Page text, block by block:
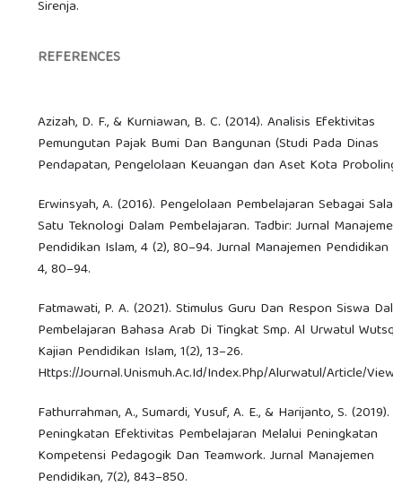
Sirenja.
REFERENCES
Azizah, D. F., & Kurniawan, B. C. (2014). Analisis Efektivitas
Pemungutan Pajak Bumi Dan Bangunan (Studi Pada Dinas
Pendapatan, Pengelolaan Keuangan dan Aset Kota
Erwinsyah, A. (2016). Pengelolaan Pembelajaran Sebagai Salah
Satu Teknologi Dalam Pembelajaran. Tadbir: Jurnal Manajemen
Pendidikan Islam, 4 (2), 80–94. Jurnal Manajemen Pendidikan
4, 80–94.
Fatmawati, P. A. (2021). Stimulus Guru Dan Respon Siswa
Pembelajaran Bahasa Arab Di Tingkat Smp. Al Urwatul
Kajian Pendidikan Islam, 1(2), 13–26.
Https://Journal.Unismuh.Ac.Id/Index.Php/Alurwatul/Article/
Fathurrahman, A., Sumardi, Yusuf, A. E., & Harijanto, S. (2019).
Peningkatan Efektivitas Pembelajaran Melalui Peningkatan
Kompetensi Pedagogik Dan Teamwork. Jurnal Manajemen
Pendidikan, 7(2), 843–850.